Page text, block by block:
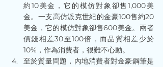
約10美金，它的模仿對象卻售1,000美
金。一支高仿派克世紀的金豪100售約20
美金，它的模仿對象卻售600美金。兩者
價錢相差30至100倍，而品質相差少於
10%，作為消費者，很難不心動。
至於質量問題，內地消費者對金豪鋼筆是